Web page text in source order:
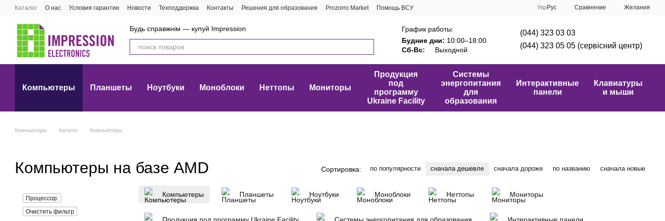
Перейти к основному контенту
Каталог О нас Условия гарантии Новости Техподдержка Контакты Решения для образования Prozorro Market Помощь ВСУ Укр Рус Сравнение Желания
Будь справжнім — купуй Impression
График работы:
Будние дни: 10:00–18:00
Сб-Вс:
Выходной
(044) 323 03 03
(044) 323 05 05 (сервісний центр)
Компьютеры Планшеты Ноутбуки Моноблоки Неттопы Мониторы
Продукция
под
программу
Ukraine Facility
Системы
энергопитания
для
образования
Интерактивные
панели
Клавиатуры
и мыши
Компьютеры Каталог Компьютеры
Компьютеры на базе AMD Сортировка: по популярности сначала дешевле сначала дороже по названию сначала новые
Компьютеры Планшеты Ноутбуки Моноблоки Неттопы Мониторы
Процессор:
Очистить фильтр